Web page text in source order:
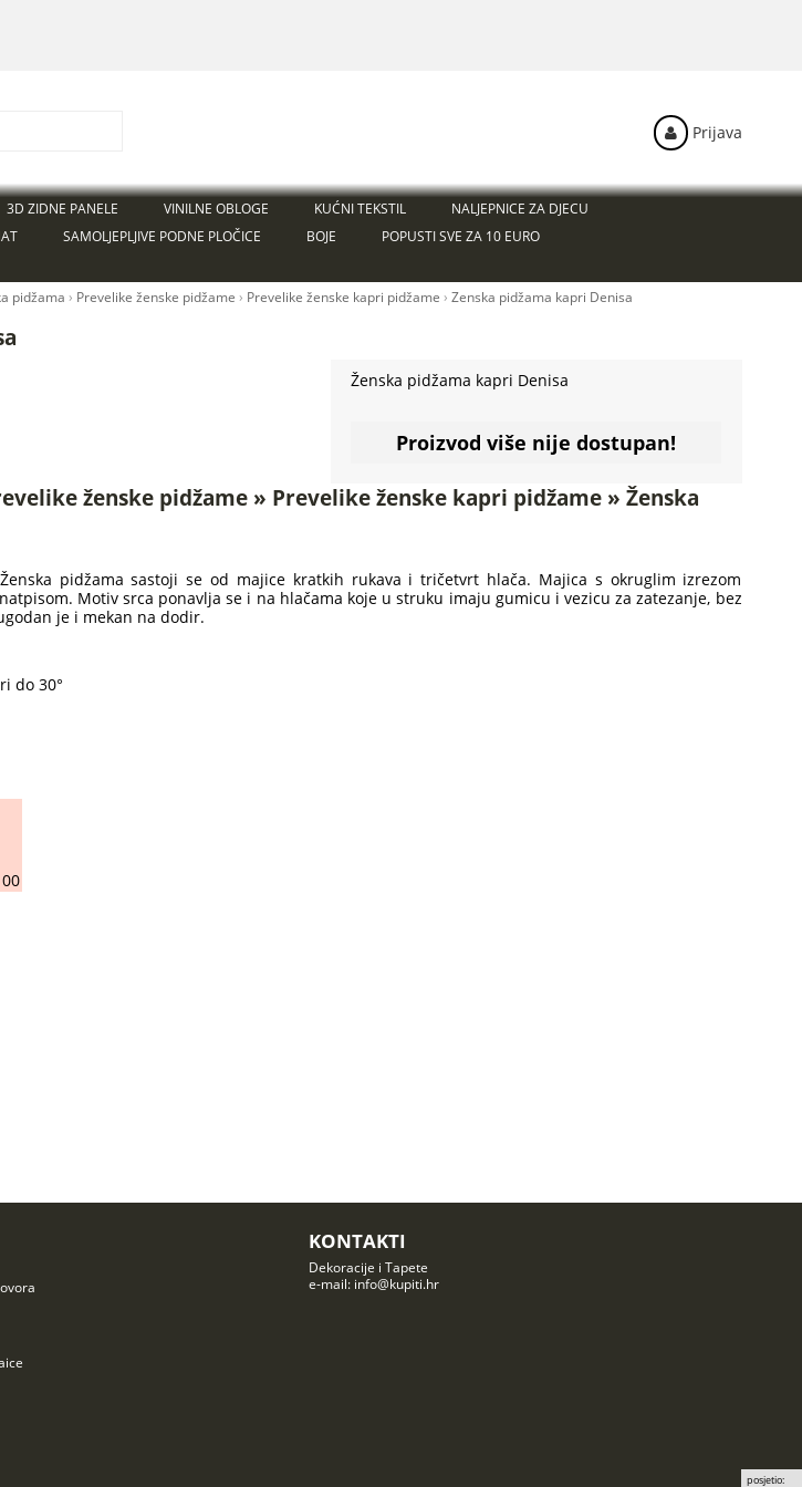
Ženska pidžama kapri Denisa
Proizvod više nije dostupan!
ženske pidžame » Prevelike ženske kapri pidžame » Ženska
pidžama sastoji se od majice kratkih rukava i tričetvrt hlača. Majica s okruglim izrezom
Motiv srca ponavlja se i na hlačama koje u struku imaju gumicu i vezicu za zatezanje, bez
je i mekan na dodir.
do 30°
3D ZIDNE PANELE VINILNE OBLOGE KUĆNI TEKSTIL
NALJEPNICE ZA DJECU
SAMOLJEPLJIVE PODNE PLOČICE BOJE
POPUSTI SVE ZA 10 EURO
pidžama › Prevelike ženske pidžame › Prevelike ženske kapri pidžame ›Ženska pidžama kapri Denisa
Prijava
KONTAKTI
Dekoracije i Tapete
e-mail: info@kupiti.hr
posjetio: